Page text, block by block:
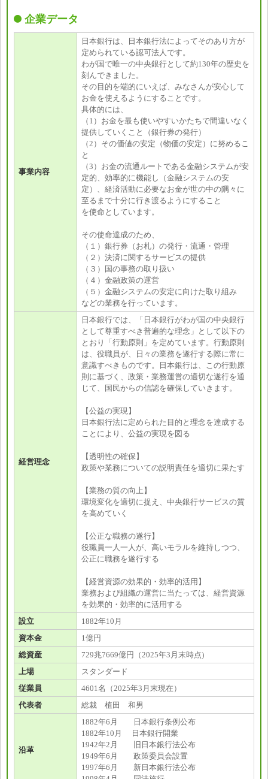
企業データ
事業内容
日本銀行は、日本銀行法によってそのあり方が
定められている認可法人です。
わが国で唯一の中央銀行として約130年の歴史を
刻んできました。
その目的を端的にいえば、みなさんが安心して
お金を使えるようにすることです。
具体的には、
（1）お金を最も使いやすいかたちで間違いなく
提供していくこと（銀行券の発行）
（2）その価値の安定（物価の安定）に努めるこ
と
（3）お金の流通ルートである金融システムが安
定的、効率的に機能し（金融システムの安
定）、経済活動に必要なお金が世の中の隅々に
至るまで十分に行き渡るようにすること
を使命としています。
その使命達成のため、
（１）銀行券（お札）の発行・流通・管理
（２）決済に関するサービスの提供
（３）国の事務の取り扱い
（４）金融政策の運営
（５）金融システムの安定に向けた取り組み
などの業務を行っています。
経営理念
日本銀行では、「日本銀行がわが国の中央銀行
として尊重すべき普遍的な理念」として以下の
とおり「行動原則」を定めています。行動原則
は、役職員が、日々の業務を遂行する際に常に
意識すべきものです。日本銀行は、この行動原
則に基づく、政策・業務運営の適切な遂行を通
じて、国民からの信認を確保していきます。
【公益の実現】
日本銀行法に定められた目的と理念を達成する
ことにより、公益の実現を図る
【透明性の確保】
政策や業務についての説明責任を適切に果たす
【業務の質の向上】
環境変化を適切に捉え、中央銀行サービスの質
を高めていく
【公正な職務の遂行】
役職員一人一人が、高いモラルを維持しつつ、
公正に職務を遂行する
【経営資源の効果的・効率的活用】
業務および組織の運営に当たっては、経営資源
を効果的・効率的に活用する
設立
1882年10月
資本金
1億円
総資産
729兆7669億円（2025年3月末時点)
上場
スタンダード
従業員
4601名（2025年3月末現在）
代表者
総裁 植田 和男
沿革
1882年6月 日本銀行条例公布
1882年10月 日本銀行開業
1942年2月 旧日本銀行法公布
1949年6月 政策委員会設置
1997年6月 新日本銀行法公布